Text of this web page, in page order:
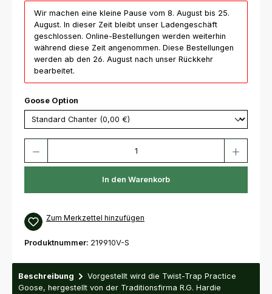
Wir machen eine kleine Pause vom 8. August bis 25.
August. In dieser Zeit bleibt unser Ladengeschäft
geschlossen. Online-Bestellungen werden weiterhin
während diese Zeit angenommen. Diese Bestellungen
werden ab den 26. August nach unser Rückkehr
bearbeitet.
Goose Option
In den Warenkorb
Zum Merkzettel hinzufügen
Produktnummer: 219910V-S
Beschreibung
Vorgestellt wird die Twist-Trap Practice
Goose, hergestellt von der Traditionsfirma R.G. Hardie